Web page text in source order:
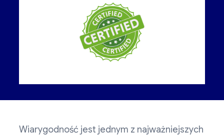
Wiarygodność jest jednym z najważniejszych